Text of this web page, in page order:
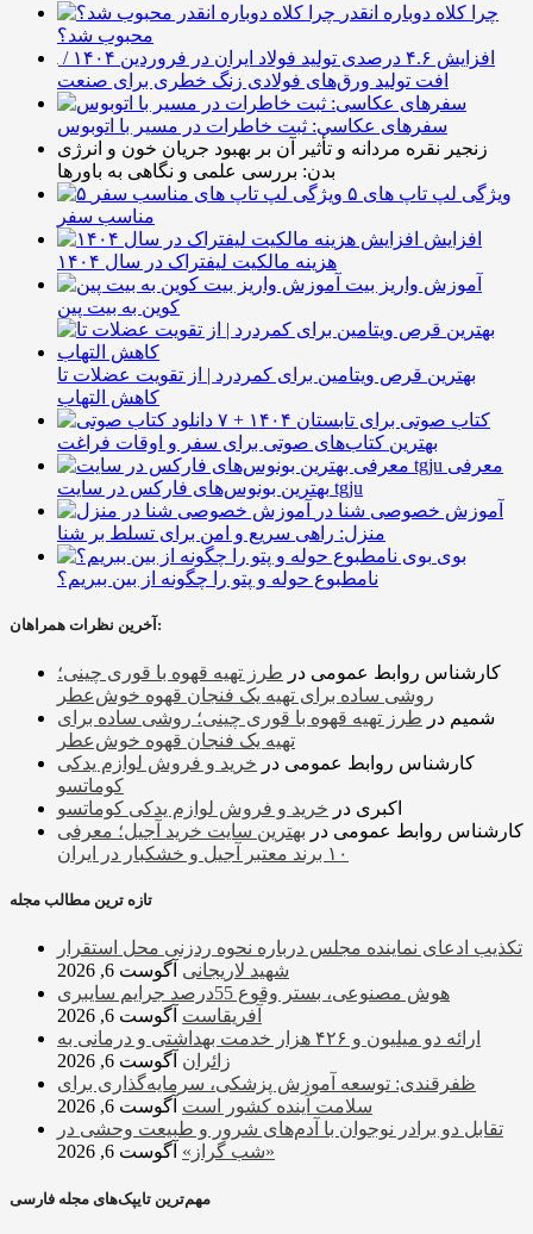
چرا کلاه دوباره انقدر
محبوب شد؟
افزایش ۴.۶ درصدی تولید فولاد ایران در فروردین ۱۴۰۴ /
افت تولید ورق‌های فولادی زنگ خطری برای صنعت
سفرهای عکاسی: ثبت خاطرات در مسیر با اتوبوس
زنجیر نقره مردانه و تأثیر آن بر بهبود جریان خون و انرژی
بدن: بررسی علمی و نگاهی به باورها
۵ ویژگی لپ تاپ های
مناسب سفر
افزایش
هزینه مالکیت لیفتراک در سال ۱۴۰۴
آموزش واریز بیت
کوین به بیت پین
بهترین قرص ویتامین برای کمردرد | از تقویت عضلات تا
کاهش التهاب
۷ کتاب صوتی برای تابستان ۱۴۰۴ +
بهترین کتاب‌های صوتی برای سفر و اوقات فراغت
معرفی
بهترین بونوس‌های فارکس در سایت tgju
آموزش خصوصی شنا در
منزل: راهی سریع و امن برای تسلط بر شنا
بوی
نامطبوع حوله و پتو را چگونه از بین ببریم؟
آخرین نظرات همراهان:
کارشناس روابط عمومی در طرز تهیه قهوه با قوری چینی؛
روشی ساده برای تهیه یک فنجان قهوه خوش‌عطر
شمیم در طرز تهیه قهوه با قوری چینی؛ روشی ساده برای
تهیه یک فنجان قهوه خوش‌عطر
کارشناس روابط عمومی در خرید و فروش لوازم یدکی
کوماتسو
اکبری در خرید و فروش لوازم یدکی کوماتسو
کارشناس روابط عمومی در بهترین سایت خرید آجیل؛ معرفی
۱۰ برند معتبر آجیل و خشکبار در ایران
تازه ترین مطالب مجله
تکذیب ادعای نماینده مجلس درباره نحوه ردزنی محل استقرار
شهید لاریجانی آگوست 6, 2026
هوش مصنوعی، بستر وقوع 55درصد جرایم سایبری
آفریقاست آگوست 6, 2026
ارائه دو میلیون و ۴۲۶ هزار خدمت بهداشتی و درمانی به
زائران آگوست 6, 2026
ظفرقندی: توسعه آموزش پزشکی، سرمایه‌گذاری برای
سلامت آینده کشور است آگوست 6, 2026
تقابل دو برادر نوجوان با آدم‌های شرور و طبیعت وحشی در
«شب گراز» آگوست 6, 2026
مهم‌ترین تایپک‌های مجله فارسی